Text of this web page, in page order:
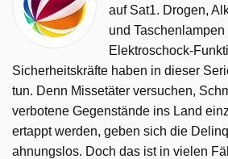
auf Sat1. Drogen,
und
Elektroschock-
Sicherheitskräfte haben in dieser
tun. Denn Missetäter versuchen,
verbotene Gegenstände ins Land
ertappt werden, geben sich die
ahnungslos. Doch das ist in vielen